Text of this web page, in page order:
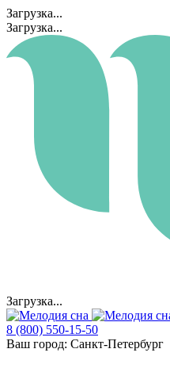
Загрузка...
Загрузка...
Загрузка...
8 (800) 550-15-50
Ваш город: Санкт-Петербург